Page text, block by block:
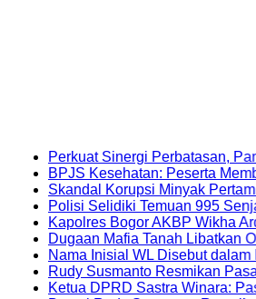
Perkuat Sinergi Perbatasan, Panglima
BPJS Kesehatan: Peserta Membayar
Skandal Korupsi Minyak Pertamina
Polisi Selidiki Temuan 995 Senjata di
Kapolres Bogor AKBP Wikha
Dugaan Mafia Tanah Libatkan Oknum
Nama Inisial WL Disebut dalam
Rudy Susmanto Resmikan Pasar
Ketua DPRD Sastra Winara: Pasar